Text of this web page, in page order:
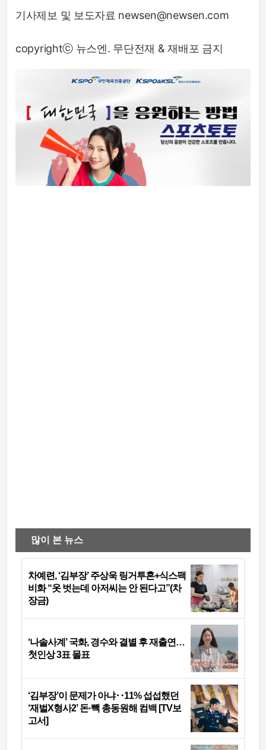
기사제보 및 보도자료 newsen@newsen.com
copyrightⓒ 뉴스엔. 무단전재 & 재배포 금지
많이 본 뉴스
차예련, ‘김부장’ 주상욱 링거투혼+식스팩
비화 “옷 벗는데 아저씨는 안 된다고”(차
장금)
‘나솔사계’ 국화, 경수와 결별 후 재출연…
첫인상 3표 몰표
‘김부장’이 문제가 아냐‥11% 섭섭했던
‘재벌X형사2’ 돈·빽 총동원해 컴백 [TV보
고서]